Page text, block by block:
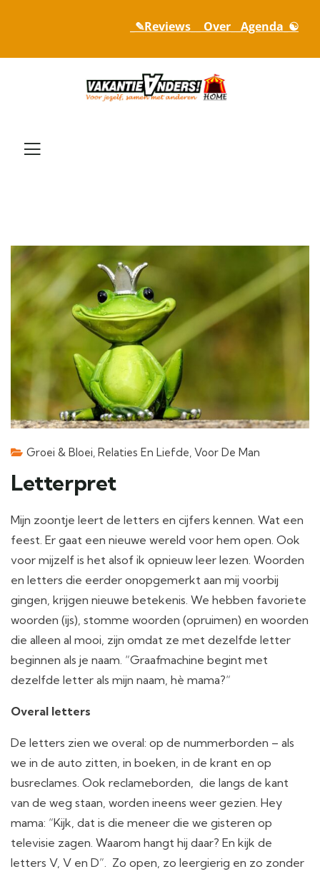
_✎Reviews_ _ Over_ _Agenda_☯
Groei & Bloei Relaties En Liefde Voor De Man
Letterpret
Mijn zoontje leert de letters en cijfers kennen. Wat een
feest. Er gaat een nieuwe wereld voor hem open. Ook
voor mijzelf is het alsof ik opnieuw leer lezen. Woorden
en letters die eerder onopgemerkt aan mij voorbij
gingen, krijgen nieuwe betekenis. We hebben favoriete
woorden (ijs), stomme woorden (opruimen) en woorden
die alleen al mooi, zijn omdat ze met dezelfde letter
beginnen als je naam. “Graafmachine begint met
dezelfde letter als mijn naam, hè mama?“
Overal letters
De letters zien we overal: op de nummerborden – als
we in de auto zitten, in boeken, in de krant en op
busreclames. Ook reclameborden, die langs de kant
van de weg staan, worden ineens weer gezien. Hey
mama: “Kijk, dat is die meneer die we gisteren op
televisie zagen. Waarom hangt hij daar? En kijk de
letters V, V en D”. Zo open, zo leergierig en zo zonder